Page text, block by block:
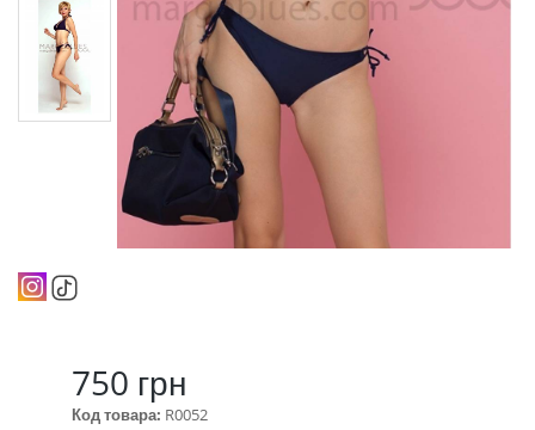
750 грн
Код товара: R0052